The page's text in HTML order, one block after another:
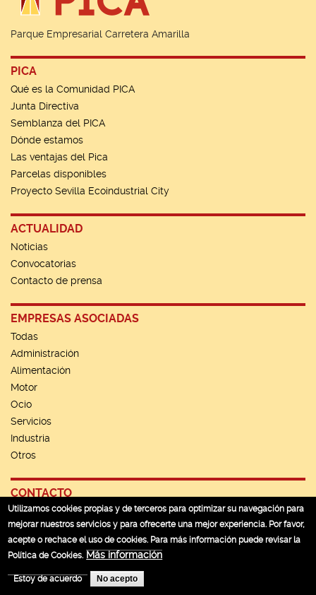
Parque Empresarial Carretera Amarilla
PICA
Qué es la Comunidad PICA
Junta Directiva
Semblanza del PICA
Dónde estamos
Las ventajas del Pica
Parcelas disponibles
Proyecto Sevilla Ecoindustrial City
ACTUALIDAD
Noticias
Convocatorias
Contacto de prensa
EMPRESAS ASOCIADAS
Todas
Administración
Alimentación
Motor
Ocio
Servicios
Industria
Otros
CONTACTO
Contacto
Política de privacidad
Utilizamos cookies propias y de terceros para optimizar su navegación para
mejorar nuestros servicios y para ofrecerte una mejor experiencia. Por favor,
acepte o rechace el uso de cookies. Para más información puede revisar la
Política de Cookies. Más información
Estoy de acuerdo No acepto